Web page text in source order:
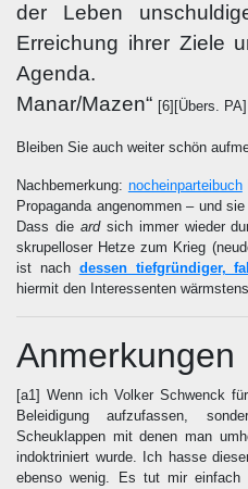
der Leben
Erreichung ihrer Ziele
Agenda.
Manar/Mazen“ [6][Übers. PA]
Bleiben Sie auch weiter schön
Nachbemerkung: nocheinparteibuch
Propaganda angenommen – und
Dass die ardsich immer wieder
skrupelloser Hetze zum Krieg
ist nach dessen tiefgründiger,
hiermit den Interessenten
Anmerkungen
[a1] Wenn ich Volker Schwenck
Beleidigung aufzufassen,
Scheuklappen mit denen man
indoktriniert wurde. Ich hasse
ebenso wenig. Es tut mir